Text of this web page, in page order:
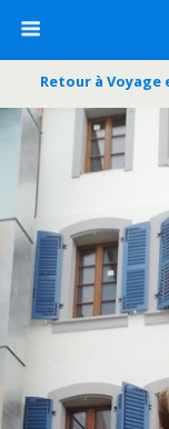
Retour à Voyage